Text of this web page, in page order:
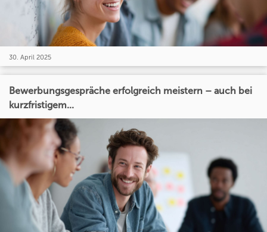
30. April 2025
Bewerbungsgespräche erfolgreich meistern – auch bei
kurzfristigem...